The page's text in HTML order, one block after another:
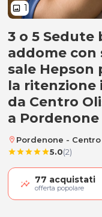
image 1
Bendaggi
3 o 5 Sedute
addome con
sale Hepson
la ritenzione
da Centro
a Pordenone
location_on Pordenone -
starstarstarstarstar5.0(2)
77 acquistati
offerta popolare